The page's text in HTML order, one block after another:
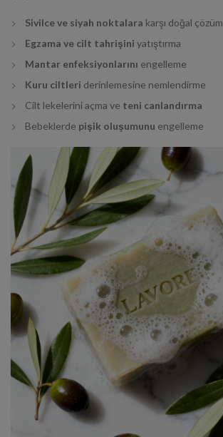
Sivilce ve siyah noktalara karşı doğal çözüm
Egzama ve cilt tahrişini yatıştırma
Mantar enfeksiyonlarını engelleme
Kuru ciltleri derinlemesine nemlendirme
Cilt lekelerini açma ve teni canlandırma
Bebeklerde pişik oluşumunu engelleme